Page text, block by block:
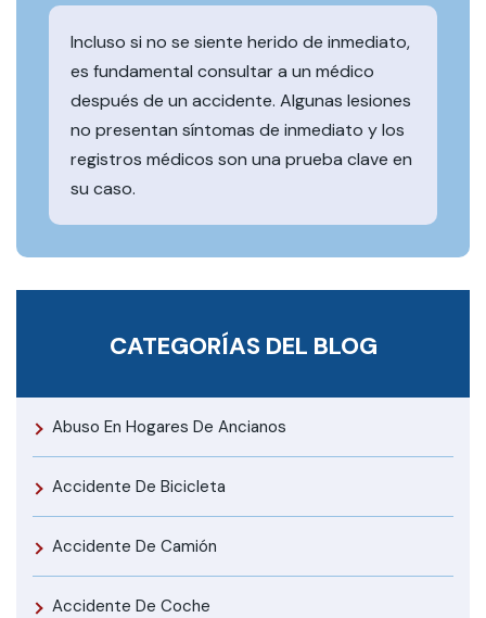
Incluso si no se siente herido de inmediato,
es fundamental consultar a un médico
después de un accidente. Algunas lesiones
no presentan síntomas de inmediato y los
registros médicos son una prueba clave en
su caso.
CATEGORÍAS DEL BLOG
Abuso En Hogares De Ancianos
Accidente De Bicicleta
Accidente De Camión
Accidente De Coche